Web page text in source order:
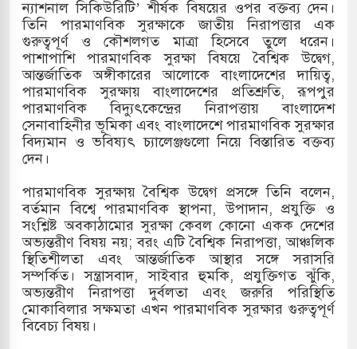
মুক্তির দাবিতে পাকিস্তানজুড়ে পিটিআইয়ের আজ
কোরিয়ার ক্ষেপণাস্ত্র ইউনিট মোতায়েন করা হয়েছে:
ন্যাশনাল সিকিউরিটি’ শীর্ষক বিষয়ের ওপর বক্তব্য দেন।
তিনি পারমাণবিক সুরক্ষাকে জাতীয় নিরাপত্তার এক
গুরুত্বপূর্ণ ও কৌশলগত মাত্রা হিসেবে তুলে ধরেন।
পাশাপাশি পারমাণবিক সুরক্ষা বিষয়ে বৈশ্বিক উদ্বেগ,
আন্তর্জাতিক অঙ্গীকারের আলোকে বাংলাদেশের দায়িত্ব,
পারমাণবিক সুরক্ষায় বাংলাদেশের প্রতিশ্রুতি, রূপপুর
পারমাণবিক বিদ্যুৎকেন্দ্রের নিরাপত্তায় বাংলাদেশ
সেনাবাহিনীর ভূমিকা এবং বাংলাদেশে পারমাণবিক সুরক্ষার
বিদ্যমান ও ভবিষ্যৎ চ্যালেঞ্জগুলো নিয়ে বিস্তারিত বক্তব্য
দেন।
পারমাণবিক সুরক্ষায় বৈশ্বিক উদ্বেগ প্রসঙ্গে তিনি বলেন,
বর্তমান বিশ্বে পারমাণবিক স্থাপনা, উপাদান, প্রযুক্তি ও
সংশ্লিষ্ট অবকাঠামোর সুরক্ষা কেবল কোনো একক দেশের
অভ্যন্তরীণ বিষয় নয়; বরং এটি বৈশ্বিক নিরাপত্তা, আঞ্চলিক
স্থিতিশীলতা এবং আন্তর্জাতিক আস্থার সঙ্গে সরাসরি
সম্পর্কিত। সন্ত্রাসবাদ, সাইবার হুমকি, প্রযুক্তিগত ঝুঁকি,
অভ্যন্তরীণ নিরাপত্তা দুর্বলতা এবং জরুরি পরিস্থিতি
মোকাবিলার সক্ষমতা এখন পারমাণবিক সুরক্ষার গুরুত্বপূর্ণ
বিবেচ্য বিষয়।